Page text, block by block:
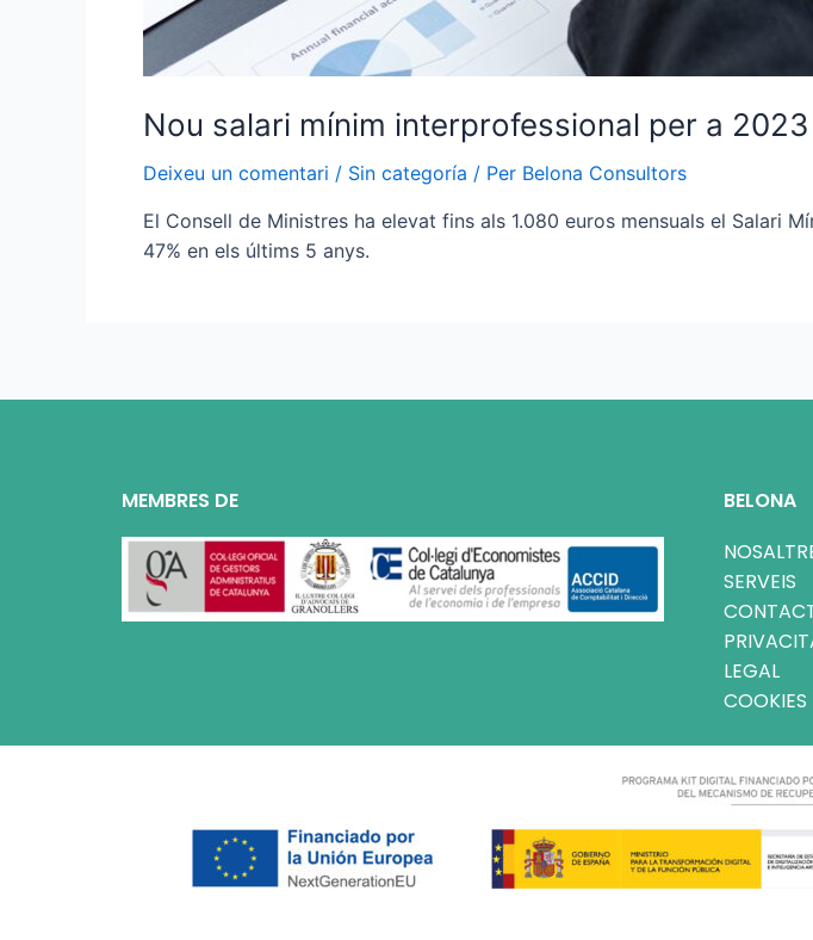
Nou salari mínim interprofessional per a 2023
Deixeu un comentari / Sin categoría / Per Belona Consultors
El Consell de Ministres ha elevat fins als 1.080 euros mensuals el Salari
47% en els últims 5 anys.
MEMBRES DE
BELONA
SERVEIS
LEGAL
COOKIES